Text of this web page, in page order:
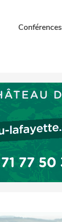
Conférences